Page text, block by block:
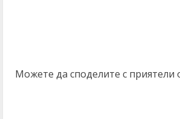
Можете да споделите с приятели